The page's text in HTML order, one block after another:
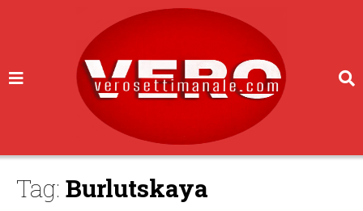
Tag: Burlutskaya